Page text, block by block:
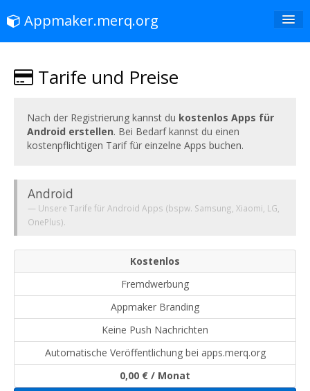
Appmaker.merq.org
FAQ
App Store
Tarife und Preise
Nach der Registrierung kannst du kostenlos Apps für
Android erstellen. Bei Bedarf kannst du einen
kostenpflichtigen Tarif für einzelne Apps buchen.
Android
Unsere Tarife für Android Apps (bspw. Samsung, Xiaomi, LG,
OnePlus).
Kostenlos
Fremdwerbung
Appmaker Branding
Keine Push Nachrichten
Automatische Veröffentlichung bei apps.merq.org
0,00 € / Monat